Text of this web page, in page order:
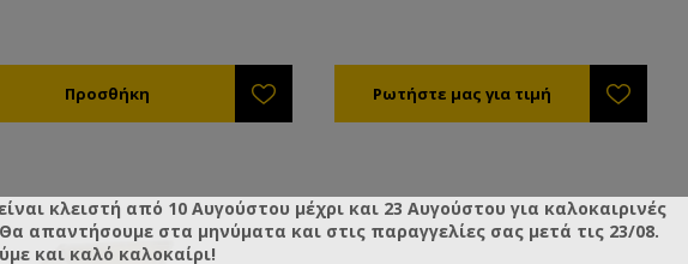
Δυναμικότητα: 200κιλά συμπιεσμένου
κεριού την ώρα Διαστάσεις: Μήκος
κλειστή από 10 Αυγούστου μέχρι και 23 Αυγούστου για καλοκαιρινές
απαντήσουμε στα μηνύματα και στις παραγγελίες σας μετά τις 23/08.
και καλό καλοκαίρι!